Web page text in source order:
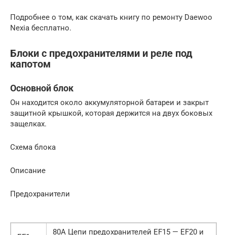
Подробнее о том, как скачать книгу по ремонту Daewoo
Nexia бесплатно.
Блоки с предохранителями и реле под
капотом
Основной блок
Он находится около аккумуляторной батареи и закрыт
защитной крышкой, которая держится на двух боковых
защелках.
Схема блока
Описание
Предохранители
80А Цепи предохранителей EF15 — EF20 и